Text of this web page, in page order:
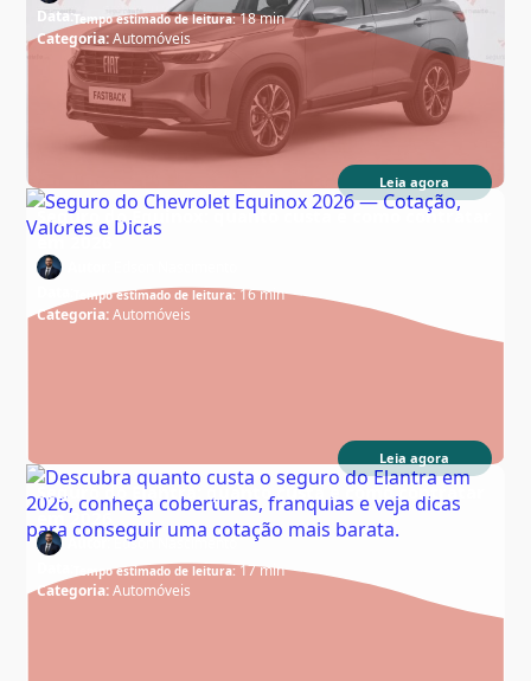
Data: Tempo estimado de leitura:18 min
Categoria:Automóveis
Leia agora
Seguro do Equinox: quanto custa e como contratar
em 2026
Tempo estimado de leitura: 16 min
Categoria:Automóveis
Leia agora
Seguro do Elantra: quanto custa e como contratar
em 2026
Autor: Edson Nascimento
Tempo estimado de leitura: 17 min
Categoria:Automóveis